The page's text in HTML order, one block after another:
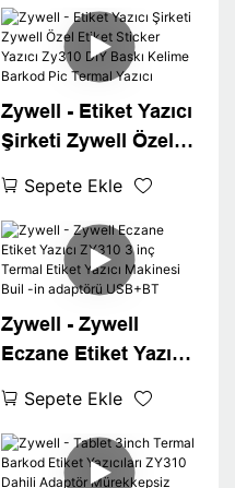
Zywell - Etiket Yazıcı
Şirketi Zywell Özel
Zy310 DIY Baskı
Kelime Barkod Pic
Termal Yazıcı
Sepete Ekle
Zywell - Zywell
Eczane Etiket Yazıcı
Etiket Yazıcı
Makinesi Buil -in
adaptörü USB+BT
Sepete Ekle